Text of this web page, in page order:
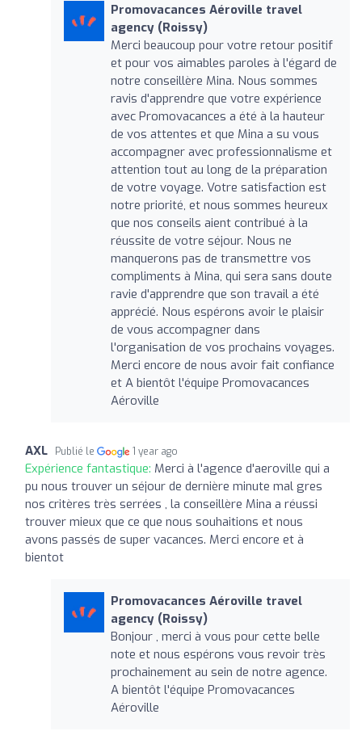
Promovacances Aéroville travel
agency (Roissy)
Merci beaucoup pour votre retour positif
et pour vos aimables paroles à l'égard de
notre conseillère Mina. Nous sommes
ravis d'apprendre que votre expérience
avec Promovacances a été à la hauteur
de vos attentes et que Mina a su vous
accompagner avec professionnalisme et
attention tout au long de la préparation
de votre voyage. Votre satisfaction est
notre priorité, et nous sommes heureux
que nos conseils aient contribué à la
réussite de votre séjour. Nous ne
manquerons pas de transmettre vos
compliments à Mina, qui sera sans doute
ravie d'apprendre que son travail a été
apprécié. Nous espérons avoir le plaisir
de vous accompagner dans
l'organisation de vos prochains voyages.
Merci encore de nous avoir fait confiance
et A bientôt l'équipe Promovacances
Aéroville
AXL Publié le 1 year ago
Expérience fantastique: Merci à l'agence d'aeroville qui a
pu nous trouver un séjour de dernière minute mal gres
nos critères très serrées , la conseillère Mina a réussi
trouver mieux que ce que nous souhaitions et nous
avons passés de super vacances. Merci encore et à
bientot
Promovacances Aéroville travel
agency (Roissy)
Bonjour , merci à vous pour cette belle
note et nous espérons vous revoir très
prochainement au sein de notre agence.
A bientôt l'équipe Promovacances
Aéroville